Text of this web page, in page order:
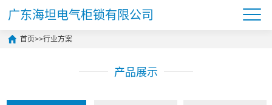
广东海坦电气柜锁有限公司
首页>>行业方案
产品展示